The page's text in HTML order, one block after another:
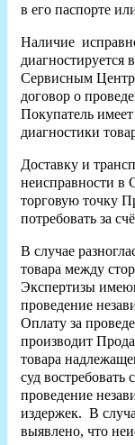
в его паспорте
Наличие
Сервисным
договор о
Покупатель
диагностики
Доставку и
неисправности в
торговую точку
потребовать за
В случае
товара между
Экспертизы
проведение
Оплату за
производит
товара
суд востребовать
проведение
издержек. В
выявлено, что